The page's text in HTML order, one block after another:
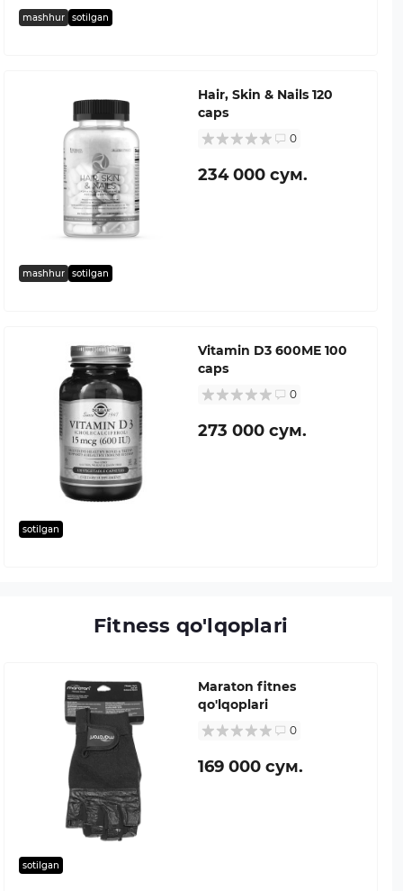
mashhur sotilgan
mashhur sotilgan
Hair, Skin & Nails 120
caps
0
234 000 сум.
sotilgan
Vitamin D3 600ME 100
caps
0
273 000 сум.
Fitness qo'lqoplari
sotilgan
Maraton fitnes
qo'lqoplari
0
169 000 сум.